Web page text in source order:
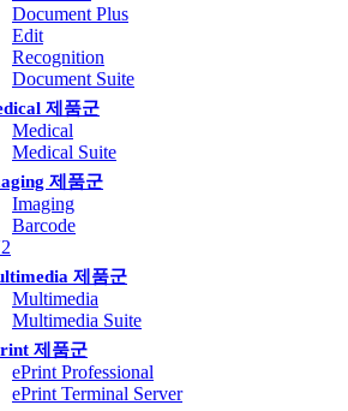
Document Plus
Edit
Recognition
Document Suite
제품군
Medical
Medical Suite
제품군
Imaging
Barcode
제품군
Multimedia
Multimedia Suite
제품군
ePrint Professional
ePrint Terminal Server